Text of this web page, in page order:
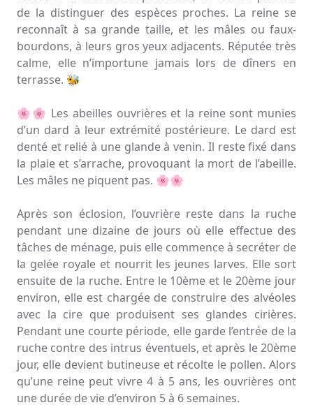
de la distinguer des espèces proches. La reine se
reconnaît à sa grande taille, et les mâles ou faux-
bourdons, à leurs gros yeux adjacents. Réputée très
calme, elle n’importune jamais lors de dîners en
terrasse. 🐝
🌸🌸 Les abeilles ouvrières et la reine sont munies
d’un dard à leur extrémité postérieure. Le dard est
denté et relié à une glande à venin. Il reste fixé dans
la plaie et s’arrache, provoquant la mort de l’abeille.
Les mâles ne piquent pas. 🌸🌸
Après son éclosion, l’ouvrière reste dans la ruche
pendant une dizaine de jours où elle effectue des
tâches de ménage, puis elle commence à secréter de
la gelée royale et nourrit les jeunes larves. Elle sort
ensuite de la ruche. Entre le 10ème et le 20ème jour
environ, elle est chargée de construire des alvéoles
avec la cire que produisent ses glandes cirières.
Pendant une courte période, elle garde l’entrée de la
ruche contre des intrus éventuels, et après le 20ème
jour, elle devient butineuse et récolte le pollen. Alors
qu’une reine peut vivre 4 à 5 ans, les ouvrières ont
une durée de vie d’environ 5 à 6 semaines.